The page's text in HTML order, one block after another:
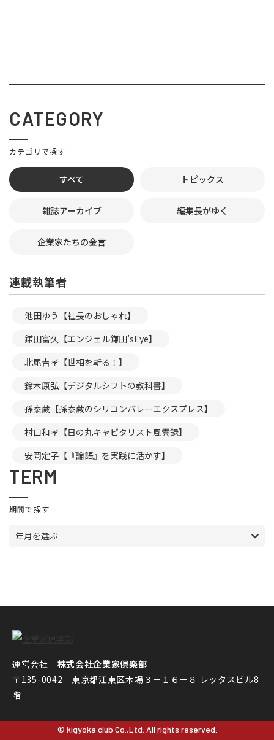
CATEGORY
カテゴリで探す
すべて トピックス
雑誌アーカイブ 編集長がゆく
企業家たちの金言
連載執筆者
池田ゆう【社長のおしゃれ】
鎌田富久【エンジェル鎌田’sEye】
北尾吉孝【世相を斬る！】
鈴木康弘【デジタルシフトの教科書】
孫泰蔵【孫泰蔵のシリコンバレーエクスプレス】
村口和孝【日の丸キャピタリスト風雲録】
安岡定子【『論語』を実践に活かす】
TERM
期間で探す
年月を選ぶ
運営会社｜ 株式会社企業家倶楽部
〒135-0042 東京都江東区木場３－１６－８ レッタスビル8
階
© kigyoka club Co.,Ltd. All rights reserved.